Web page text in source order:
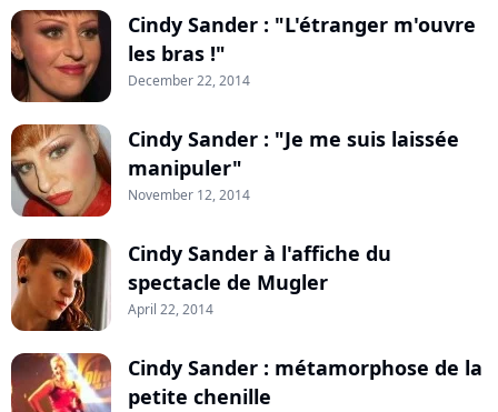
Cindy Sander : "L'étranger m'ouvre
les bras !"
December 22, 2014
Cindy Sander : "Je me suis laissée
manipuler"
November 12, 2014
Cindy Sander à l'affiche du
spectacle de Mugler
April 22, 2014
Cindy Sander : métamorphose de la
petite chenille